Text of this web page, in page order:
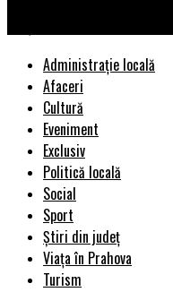
Administrație locală
Afaceri
Cultură
Eveniment
Exclusiv
Politică locală
Social
Sport
Știri din județ
Viața în Prahova
Turism